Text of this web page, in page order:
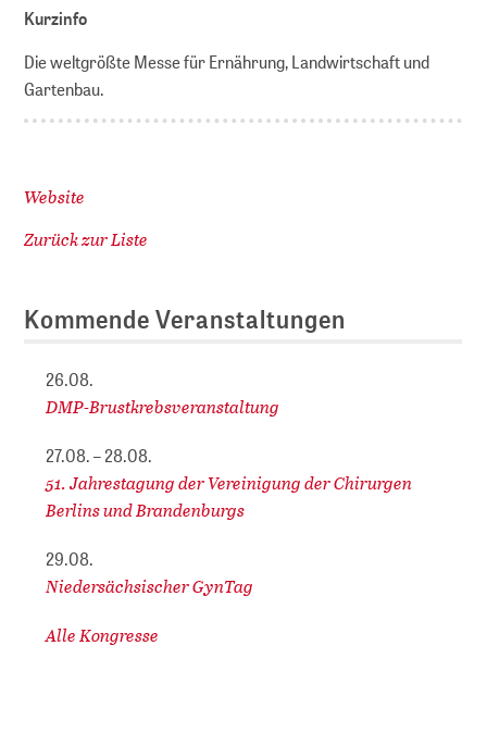
Kurzinfo
Die weltgrößte Messe für Ernährung, Landwirtschaft und
Gartenbau.
Website
Zurück zur Liste
Kommende Veranstaltungen
26.08.
DMP-Brustkrebsveranstaltung
27.08. – 28.08.
51. Jahrestagung der Vereinigung der Chirurgen
Berlins und Brandenburgs
29.08.
Niedersächsischer GynTag
Alle Kongresse